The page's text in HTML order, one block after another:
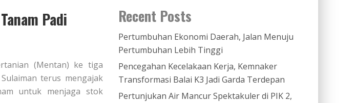
Padi
(Mentan) ke tiga
terus mengajak
untuk menjaga stok
Recent Posts
Pertumbuhan Ekonomi Daerah, Jalan Menuju
Pertumbuhan Lebih Tinggi
Pencegahan Kecelakaan Kerja, Kemnaker
Transformasi Balai K3 Jadi Garda Terdepan
Pertunjukan Air Mancur Spektakuler di PIK 2,